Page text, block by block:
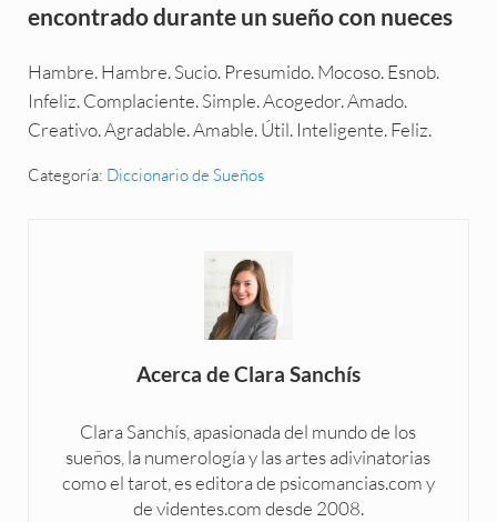
encontrado durante un sueño con nueces
Hambre. Hambre. Sucio. Presumido. Mocoso. Esnob.
Infeliz. Complaciente. Simple. Acogedor. Amado.
Creativo. Agradable. Amable. Útil. Inteligente. Feliz.
Categoría: Diccionario de Sueños
Acerca deClara Sanchís
Clara Sanchís, apasionada del mundo de los
sueños, la numerología y las artes adivinatorias
como el tarot, es editora de psicomancias.com y
de videntes.com desde 2008.